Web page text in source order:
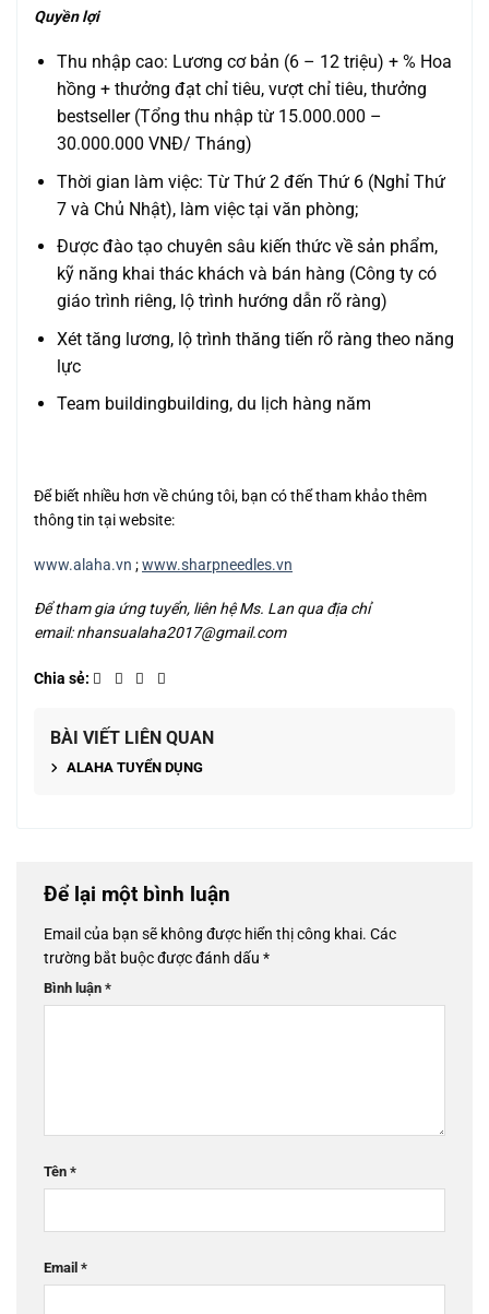
Quyền lợi
Thu nhập cao: Lương cơ bản (6 – 12 triệu) + % Hoa
hồng + thưởng đạt chỉ tiêu, vượt chỉ tiêu, thưởng
bestseller (Tổng thu nhập từ 15.000.000 –
30.000.000 VNĐ/ Tháng)
Thời gian làm việc: Từ Thứ 2 đến Thứ 6 (Nghỉ Thứ
7 và Chủ Nhật), làm việc tại văn phòng;
Được đào tạo chuyên sâu kiến thức về sản phẩm,
kỹ năng khai thác khách và bán hàng (Công ty có
giáo trình riêng, lộ trình hướng dẫn rõ ràng)
Xét tăng lương, lộ trình thăng tiến rõ ràng theo năng
lực
Team buildingbuilding, du lịch hàng năm
Để biết nhiều hơn về chúng tôi, bạn có thể tham khảo thêm
thông tin tại website:
www.alaha.vn ;www.sharpneedles.vn
Để tham gia ứng tuyển, liên hệ Ms. Lan qua địa chỉ
email: nhansualaha2017@gmail.com
BÀI VIẾT LIÊN QUAN
ALAHA TUYỂN DỤNG
Để lại một bình luận
Email của bạn sẽ không được hiển thị công khai. Các
trường bắt buộc được đánh dấu *
Bình luận *
Tên *
Email *